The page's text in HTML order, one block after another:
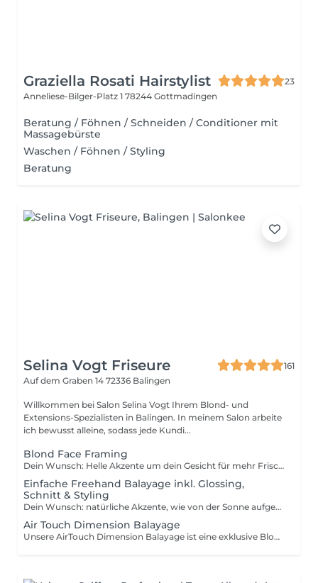
Graziella Rosati Hairstylist
23
Anneliese-Bilger-Platz 1 78244 Gottmadingen
Beratung / Föhnen / Schneiden / Conditioner mit
Massagebürste
Waschen / Föhnen / Styling
Beratung
Selina Vogt Friseure
161
Auf dem Graben 14 72336 Balingen
Willkommen bei Salon Selina Vogt Ihrem Blond- und
Extensions-Spezialisten in Balingen. In meinem Salon arbeite
ich bewusst alleine, sodass jede Kundi...
Blond Face Framing
Dein Wunsch: Helle Akzente um dein Gesicht für mehr Frische und Leuchtkraft. Bei deiner Buchung erwartet dich ein komplettes Rundum-Paket: • Faceframing • Glossing (sanfte Tönung zur Farbauffrischung, Glanzverstärkung oder Veredelung deiner Haarfarbe) • Waschen mit hochwertigen Pflegeprodukten • Wohltuende Kopfmassage inkl. Massageliege zur Entspannung • hochwertige Haarmaske abgestimmt auf dein Haar • Typgerechter Haarschnitt mit Beratung • Professionelles Föhnen & Styling für dein perfektes Finish Du brauchst nichts extra dazubuchen – alles ist bereits enthalten.
Einfache Freehand Balayage inkl. Glossing,
Schnitt & Styling
Dein Wunsch: natürliche Akzente, wie von der Sonne aufgehellt. Maximal 2-3Töne heller als die Ausgangshaarfarbe möglich. Bei deiner Buchung erwartet dich ein komplettes Rundum-Paket: • Freihand Balayage • Glossing (sanfte Tönung zur Farbauffrischung, Glanzverstärkung oder Veredelung deiner Haarfarbe) • Waschen mit hochwertigen Pflegeprodukten • Wohltuende Kopfmassage inkl. Massageliege zur Entspannung • hochwertige Haarmaske abgestimmt auf dein Haar • Typgerechter Haarschnitt mit Beratung • Professionelles Föhnen & Styling für dein perfektes Finish Du brauchst nichts extra dazubuchen – alles ist bereits enthalten.
Air Touch Dimension Balayage
Unsere AirTouch Dimension Balayage ist eine exklusive Blond- und Balayagebehandlung mit der modernen AirTouch Technik, bei der das Haar besonders schonend aufgehellt und natürlich verblendet wird. Durch das Ausblasen kürzerer Haare mit Luft entsteht ein besonders weicher, nahtloser Farbverlauf mit maximaler Natürlichkeit. Das zusätzliche Ausweben der Strähnen erzielt super natürliche Dimensionen. Zu Beginn erfolgt eine ausführliche Beratung, bei der wir gemeinsam den perfekten Farbton und Look für dich festlegen. Anschließend wird die komplette Aufhellung am ganzen Kopf in der AirTouch-Technik erarbeitet für ein besonders feines, langlebiges Balayage-Ergebnis. Während der Behandlung wird das Haar mit Olaplex geschützt und aufgebaut. Ein individuelles Glossing veredelt die Farbe, sorgt für brillanten Glanz und perfektioniert den Farbton. Die Behandlung beinhaltet: persönliche Beratung komplette AirTouch Balayage am ganzen Kopf Schutz & Aufbau mit Olaplex individuelles Glossing / Veredelung Haarwäsche mit Kopfhautmassage & entspannende Massageliege typgerechter Haarschnitt Föhnen & Styling Für ein luxuriöses, natürliches Balayage-Ergebnis mit maximalem Glanz und gesundem Haar.